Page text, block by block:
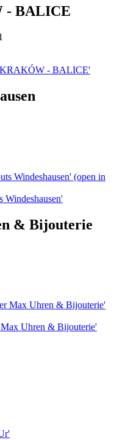
- BALICE
- BALICE'
Windeshausen' (open in
Windeshausen'
& Bijouterie
Max Uhren & Bijouterie'
Uhren & Bijouterie'